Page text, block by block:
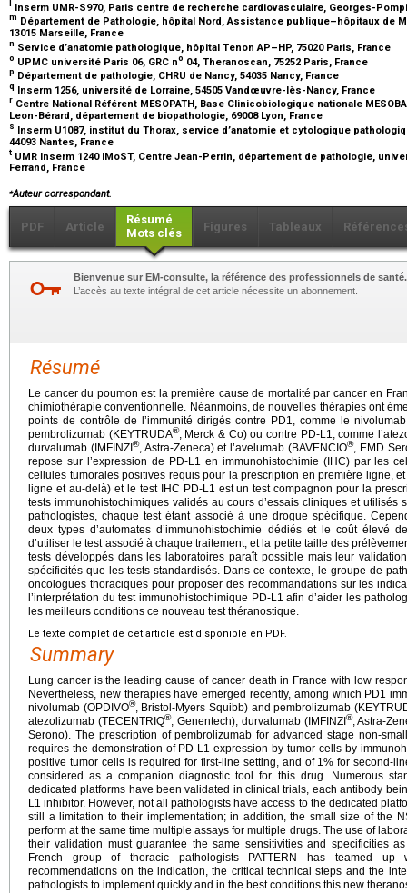
Inserm UMR-S970, Paris centre de recherche cardiovasculaire, Georges-
m Département de Pathologie, hôpital Nord, Assistance publique–hôpitaux de
13015 Marseille, France
n Service d’anatomie pathologique, hôpital Tenon AP–HP, 75020 Paris, France
o UPMC université Paris 06, GRC no 04, Theranoscan, 75252 Paris, France
p Département de pathologie, CHRU de Nancy, 54035 Nancy, France
q Inserm 1256, université de Lorraine, 54505 Vandœuvre-lès-Nancy, France
r Centre National Référent MESOPATH, Base Clinicobiologique nationale
Leon-Bérard, département de biopathologie, 69008 Lyon, France
s Inserm U1087, institut du Thorax, service d’anatomie et cytologique
44093 Nantes, France
t UMR Inserm 1240 IMoST, Centre Jean-Perrin, département de pathologie,
Ferrand, France
⁎Auteur correspondant.
PDF Article
Résumé
Mots clés
Figures Tableaux
Bienvenue sur EM-consulte, la référence des professionnels de santé.
L’accès au texte intégral de cet article nécessite un abonnement.
Résumé
Le cancer du poumon est la première cause de mortalité par cancer en
chimiothérapie conventionnelle. Néanmoins, de nouvelles thérapies ont
points de contrôle de l’immunité dirigés contre PD1, comme le
pembrolizumab (KEYTRUDA®, Merck & Co) ou contre PD-L1, comme
durvalumab (IMFINZI ®, Astra-Zeneca) et l’avelumab (BAVENCIO®, EMD
repose sur l’expression de PD-L1 en immunohistochimie (IHC) par les
cellules tumorales positives requis pour la prescription en première ligne,
ligne et au-delà) et le test IHC PD-L1 est un test compagnon pour la
tests immunohistochimiques validés au cours d’essais cliniques et utilisés
pathologistes, chaque test étant associé à une drogue spécifique.
deux types d’automates d’immunohistochimie dédiés et le coût élevé
d’utiliser le test associé à chaque traitement, et la petite taille des
tests développés dans les laboratoires paraît possible mais leur
spécificités que les tests standardisés. Dans ce contexte, le groupe de
oncologues thoraciques pour proposer des recommandations sur les
l’interprétation du test immunohistochimique PD-L1 afin d’aider les
les meilleurs conditions ce nouveau test théranostique.
Le texte complet de cet article est disponible en PDF.
Summary
Lung cancer is the leading cause of cancer death in France with low
Nevertheless, new therapies have emerged recently, among which PD1
nivolumab (OPDIVO®, Bristol-Myers Squibb) and pembrolizumab
atezolizumab (TECENTRIQ®, Genentech), durvalumab (IMFINZI ®, Astra-
Serono). The prescription of pembrolizumab for advanced stage non-
requires the demonstration of PD-L1 expression by tumor cells by
positive tumor cells is required for first-line setting, and of 1% for second-
considered as a companion diagnostic tool for this drug. Numerous
dedicated platforms have been validated in clinical trials, each antibody
L1 inhibitor. However, not all pathologists have access to the dedicated
still a limitation to their implementation; in addition, the small size of the
perform at the same time multiple assays for multiple drugs. The use of
their validation must guarantee the same sensitivities and specificities
French group of thoracic pathologists PATTERN has teamed up
recommendations on the indication, the critical technical steps and the
pathologists to implement quickly and in the best conditions this new